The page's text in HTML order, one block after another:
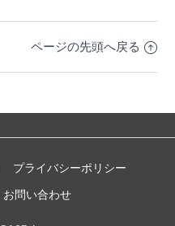
ページの先頭へ戻る
プライバシーポリシー
お問い合わせ